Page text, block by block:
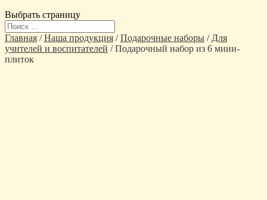
Выбрать страницу
Главная /Наша продукция /Подарочные наборы / Для
учителей и воспитателей / Подарочный набор из 6 мини-
плиток